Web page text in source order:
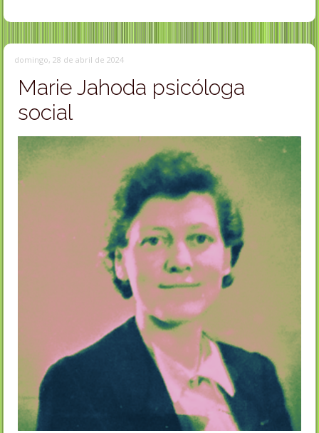
domingo, 28 de abril de 2024
Marie Jahoda psicóloga
social